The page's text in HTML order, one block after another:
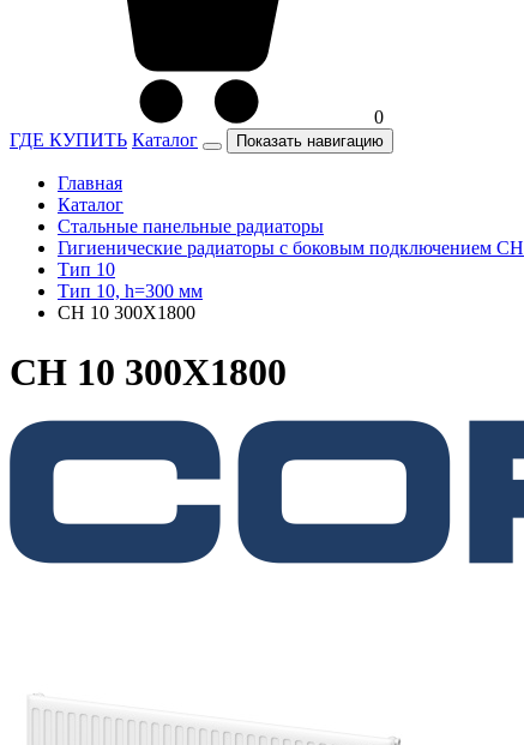
0
ГДЕ КУПИТЬ Каталог Показать навигацию
Главная
Каталог
Стальные панельные радиаторы
Гигиенические радиаторы c боковым подключением CH
Тип 10
Тип 10, h=300 мм
CH 10 300X1800
CH 10 300X1800